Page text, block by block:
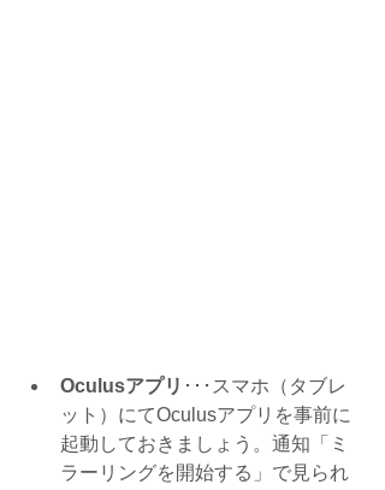
Oculusアプリ ･･･スマホ（タブレ
ット）にてOculusアプリを事前に
起動しておきましょう。通知「ミ
ラーリングを開始する」で見られ